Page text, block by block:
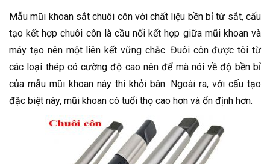
Mẫu mũi khoan sắt chuôi côn với chất liệu bền bỉ từ sắt, cấu
tạo kết hợp chuôi côn là cầu nối kết hợp giữa mũi khoan và
máy tạo nên một liên kết vững chắc. Đuôi côn được tôi từ
các loại thép có cường độ cao nên để mà nói về độ bền bỉ
của mẫu mũi khoan này thì khỏi bàn. Ngoài ra, với cấu tạo
đặc biệt này, mũi khoan có tuổi thọ cao hơn và ổn định hơn.